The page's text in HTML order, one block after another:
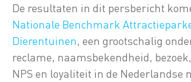
De resultaten in dit persbericht
Nationale Benchmark
Dierentuinen, een grootschalig
reclame, naamsbekendheid,
NPS en loyaliteit in de Nederlandse